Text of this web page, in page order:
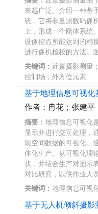
来越广泛。介绍一种基
统，它将非量测数码像
上，形成一个刚体系统
设像控点所能达到的精
进行像机检校的方法。
关键词： 近景摄影测量
控制场；外方位元素
基于地理信息可视化
作者：冉花；张建平
摘要： 地理信息可视化
显示并进行交互处理，
现空间数据的可视化。
体化生产。从可视化理
状，并结合生产对图示
对比研究，以供作业人
关键词： 地理信息可视
基于无人机倾斜摄影